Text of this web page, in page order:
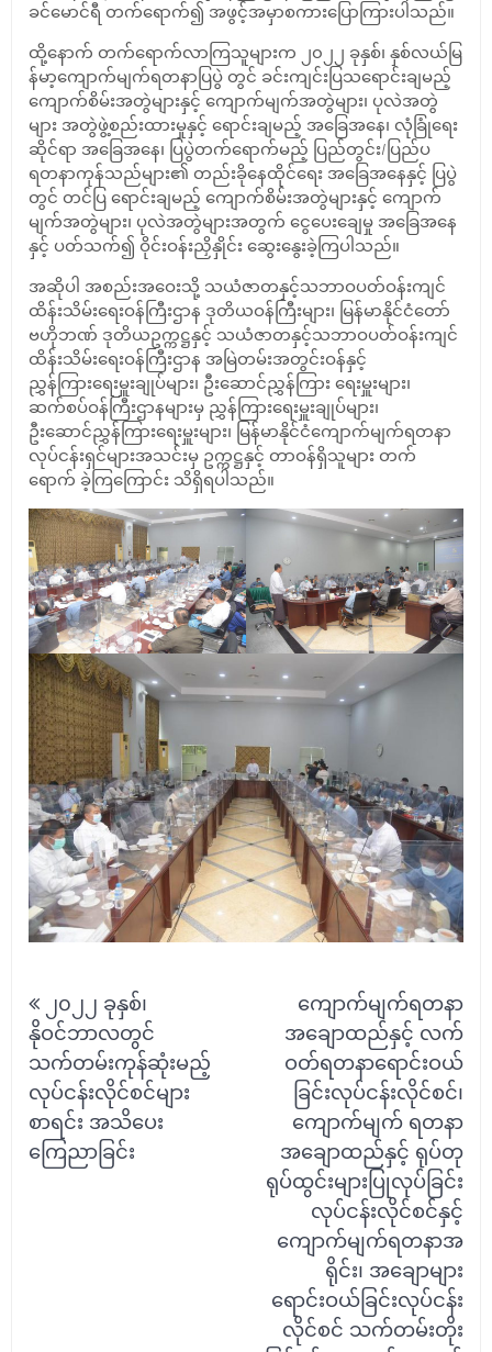
ခင်မောင်ရီ တက်ရောက်၍ အဖွင့်အမှာစကားပြောကြားပါသည်။
ထို့နောက် တက်ရောက်လာကြသူများက ၂၀၂၂ ခုနှစ်၊ နှစ်လယ်မြ
န်မာ့ကျောက်မျက်ရတနာပြပွဲ တွင် ခင်းကျင်းပြသရောင်းချမည့်
ကျောက်စိမ်းအတွဲများနှင့် ကျောက်မျက်အတွဲများ၊ ပုလဲအတွဲ
များ အတွဲဖွဲ့စည်းထားမှုနှင့် ရောင်းချမည့် အခြေအနေ၊ လုံခြုံရေး
ဆိုင်ရာ အခြေအနေ၊ ပြပွဲတက်ရောက်မည့် ပြည်တွင်း/ပြည်ပ
ရတနာကုန်သည်များ၏ တည်းခိုနေထိုင်ရေး အခြေအနေနှင့် ပြပွဲ
တွင် တင်ပြ ရောင်းချမည့် ကျောက်စိမ်းအတွဲများနှင့် ကျောက်
မျက်အတွဲများ၊ ပုလဲအတွဲများအတွက် ငွေပေးချေမှု အခြေအနေ
နှင့် ပတ်သက်၍ ဝိုင်းဝန်းညှိနှိုင်း ဆွေးနွေးခဲ့ကြပါသည်။
အဆိုပါ အစည်းအဝေးသို့ သယံဇာတနှင့်သဘာဝပတ်ဝန်းကျင်
ထိန်းသိမ်းရေးဝန်ကြီးဌာန ဒုတိယဝန်ကြီးများ၊ မြန်မာနိုင်ငံတော်
ဗဟိုဘဏ် ဒုတိယဥက္ကဋ္ဌနှင့် သယံဇာတနှင့်သဘာဝပတ်ဝန်းကျင်
ထိန်းသိမ်းရေးဝန်ကြီးဌာန အမြဲတမ်းအတွင်းဝန်နှင့်
ညွှန်ကြားရေးမှူးချုပ်များ၊ ဦးဆောင်ညွှန်ကြား ရေးမှူးများ၊
ဆက်စပ်ဝန်ကြီးဌာနများမှ ညွှန်ကြားရေးမှူးချုပ်များ၊
ဦးဆောင်ညွှန်ကြားရေးမှူးများ၊ မြန်မာနိုင်ငံကျောက်မျက်ရတနာ
လုပ်ငန်းရှင်များအသင်းမှ ဥက္ကဋ္ဌနှင့် တာဝန်ရှိသူများ တက်
ရောက် ခဲ့ကြကြောင်း သိရှိရပါသည်။
navigation
၂၀၂၂ ခုနှစ်၊
နိုဝင်ဘာလတွင်
သက်တမ်းကုန်ဆုံးမည့်
လုပ်ငန်းလိုင်စင်များ
စာရင်း အသိပေး
ကြေညာခြင်း
ကျောက်မျက်ရတနာ
အချောထည်နှင့် လက်
ဝတ်ရတနာရောင်းဝယ်
ခြင်းလုပ်ငန်းလိုင်စင်၊
ကျောက်မျက် ရတနာ
အချောထည်နှင့် ရုပ်တု
ရုပ်ထွင်းများပြုလုပ်ခြင်း
လုပ်ငန်းလိုင်စင်နှင့်
ကျောက်မျက်ရတနာအ
ရိုင်း၊ အချောများ
ရောင်းဝယ်ခြင်းလုပ်ငန်း
လိုင်စင် သက်တမ်းတိုး